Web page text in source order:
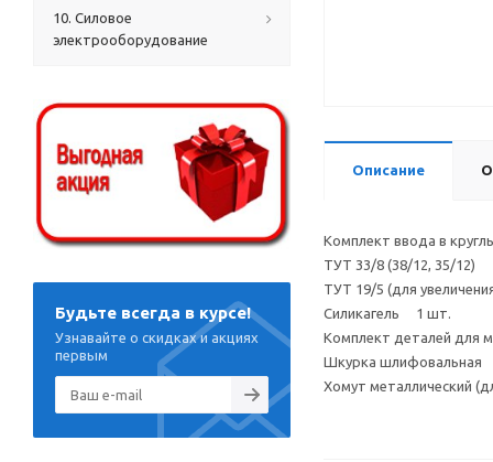
Описание
Комплект ввода в
ТУТ 33/8 (38/12, 35/12)
ТУТ 19/5 (для
Силикагель 1 шт.
Комплект деталей
Шкурка
Хомут металлический
10. Силовое
электрооборудование
Будьте всегда в курсе!
Узнавайте о скидках и акциях
первым